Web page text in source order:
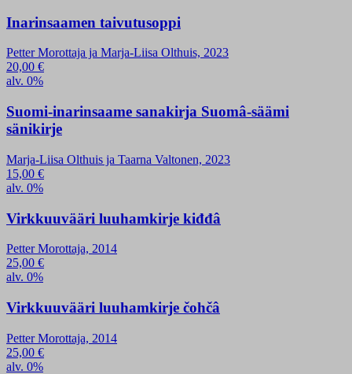
Inarinsaamen taivutusoppi
Petter Morottaja ja Marja-Liisa Olthuis, 2023
20,00 €
alv. 0%
Suomi-inarinsaame sanakirja Suomâ-säämi
sänikirje
Marja-Liisa Olthuis ja Taarna Valtonen, 2023
15,00 €
alv. 0%
Virkkuuvääri luuhamkirje kiđđâ
Petter Morottaja, 2014
25,00 €
alv. 0%
Virkkuuvääri luuhamkirje čohčâ
Petter Morottaja, 2014
25,00 €
alv. 0%